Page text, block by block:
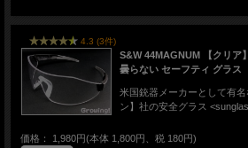
4.3 (3件)
S&W 44MAGNUM 【クリア
曇らない セーフティ グラス
米国銃器メーカーとして有
ン】社の安全グラス
価格： 1,980円(本体 1,800円、税 180円)